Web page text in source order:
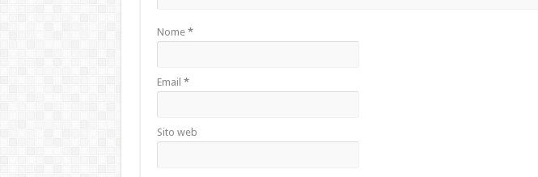
Nome *
Email *
Sito web